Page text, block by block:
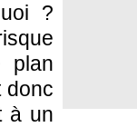
?
plan
donc
à un